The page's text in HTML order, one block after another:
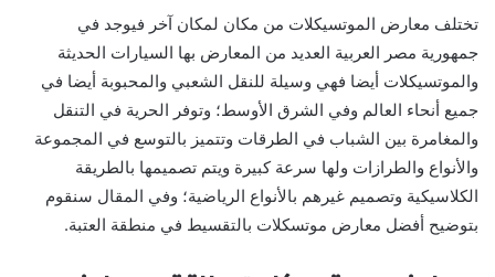
تختلف معارض الموتسيكلات من مكان لمكان آخر فيوجد في
جمهورية مصر العربية العديد من المعارض بها السيارات الحديثة
والموتسيكلات أيضا فهي وسيلة للنقل الشعبي والمحبوبة أيضا في
جميع أنحاء العالم وفي الشرق الأوسط؛ وتوفر الحرية في التنقل
والمغامرة بين الشباب في الطرقات وتتميز بالتوسع في المجموعة
والأنواع والطرازات ولها سرعة كبيرة ويتم تصميمها بالطريقة
الكلاسيكية وتصميم غيرهم بالأنواع الرياضية؛ وفي المقال سنقوم
بتوضيح أفضل معارض موتسكلات بالتقسيط في منطقة العتبة.